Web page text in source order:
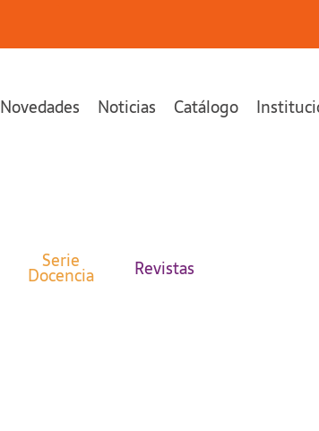
Novedades Noticias Catálogo
Serie
Docencia Revistas